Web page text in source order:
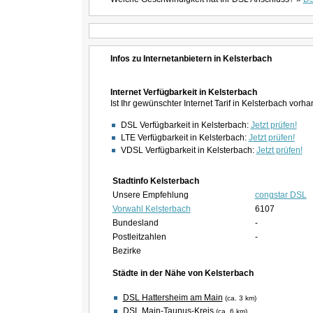
Infos zu Internetanbietern in Kelsterbach
Internet Verfügbarkeit in Kelsterbach
Ist Ihr gewünschter Internet Tarif in Kelsterbach
DSL Verfügbarkeit in Kelsterbach: Jetzt prüfen!
LTE Verfügbarkeit in Kelsterbach: Jetzt prüfen!
VDSL Verfügbarkeit in Kelsterbach: Jetzt prüfen!
Stadtinfo Kelsterbach
Unsere Empfehlung
congstar DSL
Vorwahl Kelsterbach
6107
Bundesland
-
Postleitzahlen
-
Bezirke
Städte in der Nähe von Kelsterbach
DSL Hattersheim am Main (ca. 3 km)
DSL Main-Taunus-Kreis (ca. 6 km)